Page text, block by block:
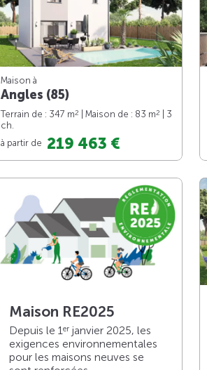
Maison à
Angles (85)
Terrain de : 347 m2 | Maison de : 83 m2
| 3
ch.
à partir de 219 463 €
Maison RE2025
Depuis le 1 er janvier 2025, les
exigences environnementales
pour les maisons neuves se